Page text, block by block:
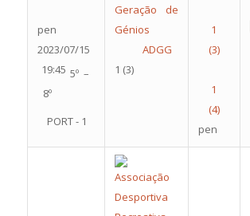
pen
2023/07/15
19:45 5º –
8º
PORT - 1
ADGG
1 (3)
pen